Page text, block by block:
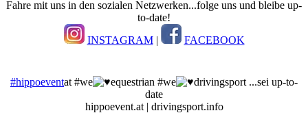
Fahre mit uns in den sozialen Netzwerken...folge uns und bleibe up-
to-date!
INSTAGRAM| FACEBOOK
#hippoeventat #we equestrian #we
drivingsport ...sei up-to-
date
hippoevent.at | drivingsport.info